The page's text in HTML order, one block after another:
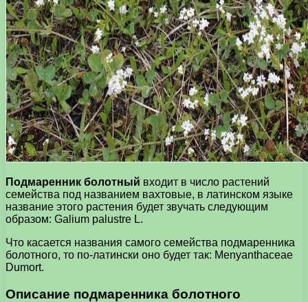
Подмаренник болотный входит в число растений
семейства под названием вахтовые, в латинском языке
название этого растения будет звучать следующим
образом: Galium palustre L.
Что касается названия самого семейства подмаренника
болотного, то по-латински оно будет так: Menyanthaceae
Dumort.
Описание подмаренника болотного